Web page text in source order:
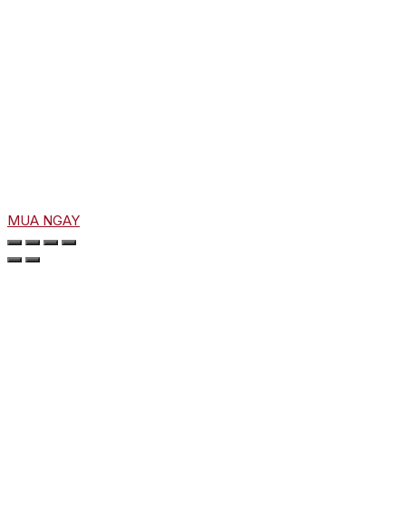
MUA NGAY